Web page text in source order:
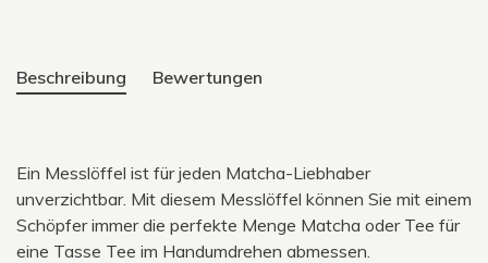
Beschreibung Bewertungen
Ein Messlöffel ist für jeden Matcha-Liebhaber
unverzichtbar. Mit diesem Messlöffel können Sie mit einem
Schöpfer immer die perfekte Menge Matcha oder Tee für
eine Tasse Tee im Handumdrehen abmessen.